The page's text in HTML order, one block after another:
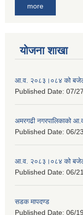
more
योजना शाखा
आ.व. २०८३।०८४ को
Published Date: 07/
अमरगढी नगरपालिकाको
Published Date: 06/
आ.व. २०८३।०८४ को बजेट
Published Date: 06/
सडक मापदण्ड
Published Date: 06/